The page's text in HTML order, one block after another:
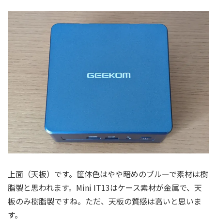
上面（天板）です。筐体色はやや暗めのブルーで素材は樹
脂製と思われます。Mini IT13はケース素材が金属で、天
板のみ樹脂製ですね。ただ、天板の質感は高いと思いま
す。